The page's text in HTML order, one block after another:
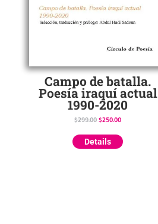
Campo de batalla.
Poesía iraquí actual
1990-2020
$299.00 $250.00
Details